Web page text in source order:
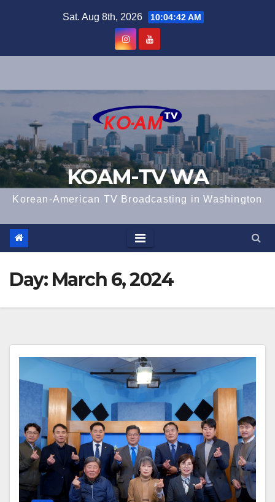
Sat. Aug 8th, 2026 10:04:42 AM
KOAM-TV WA
Korean-American TV Broadcasting in Washington
Day: March 6, 2024